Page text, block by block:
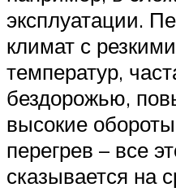
эксплуатации.
климат с
температур,
бездорожью,
высокие
перегрев – все
сказывается на